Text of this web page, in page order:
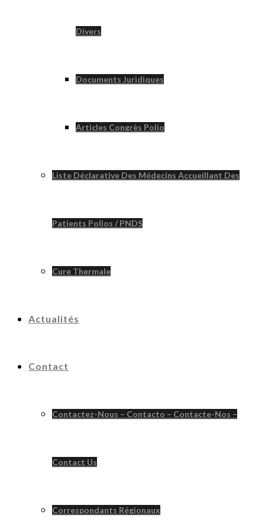
Divers
Documents Juridiques
Articles Congrès Polio
Liste Déclarative Des Médecins Accueillant Des
Patients Polios / PNDS
Cure Thermale
Actualités
Contact
Contactez-Nous – Contacto – Contacte-Nos –
Contact Us
Correspondants Régionaux